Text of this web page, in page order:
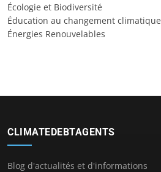
Écologie et Biodiversité
Éducation au changement climatique
Énergies Renouvelables
CLIMATEDEBTAGENTS
Blog d'actualités et d'informations